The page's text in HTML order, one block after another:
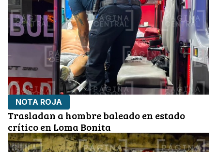
NOTA ROJA
Trasladan a hombre baleado en estado
crítico en Loma Bonita